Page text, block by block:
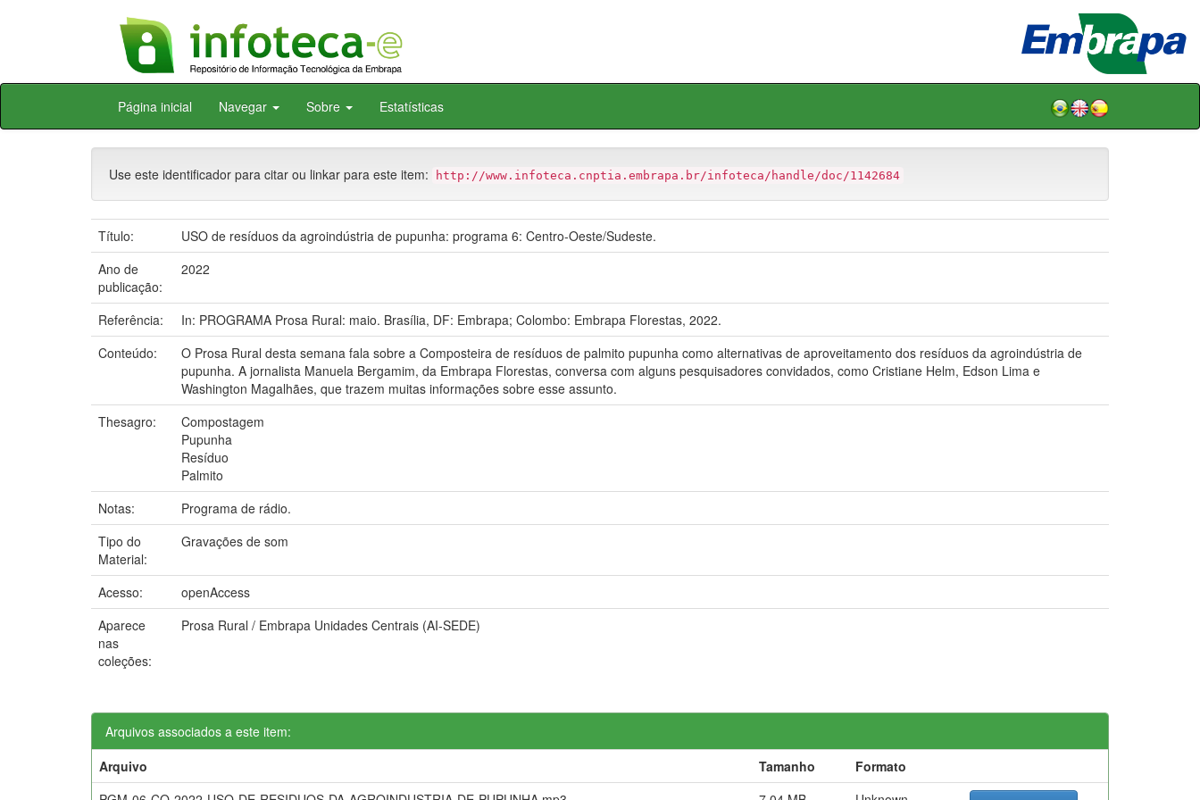
Skip
Página inicial Navegar Sobre Estatísticas
Use este identificador para citar ou linkar para este item: http://www.infoteca.cnptia.embrapa.br/infoteca/handle/doc/1142684
Título:
USO de resíduos da agroindústria de pupunha: programa 6: Centro-Oeste/Sudeste.
Ano de
publicação:
2022
Referência:
In: PROGRAMA Prosa Rural: maio. Brasília, DF: Embrapa; Colombo: Embrapa Florestas, 2022.
Conteúdo:
O Prosa Rural desta semana fala sobre a Composteira de resíduos de palmito pupunha como alternativas de aproveitamento dos resíduos da agroindústria de
pupunha. A jornalista Manuela Bergamim, da Embrapa Florestas, conversa com alguns pesquisadores convidados, como Cristiane Helm, Edson Lima e
Washington Magalhães, que trazem muitas informações sobre esse assunto.
Thesagro:
Compostagem
Pupunha
Resíduo
Palmito
Notas:
Programa de rádio.
Tipo do
Material:
Gravações de som
Acesso:
openAccess
Aparece
nas
coleções:
Prosa Rural / Embrapa Unidades Centrais (AI-SEDE)
Arquivos associados a este item:
Arquivo
Tamanho
Formato